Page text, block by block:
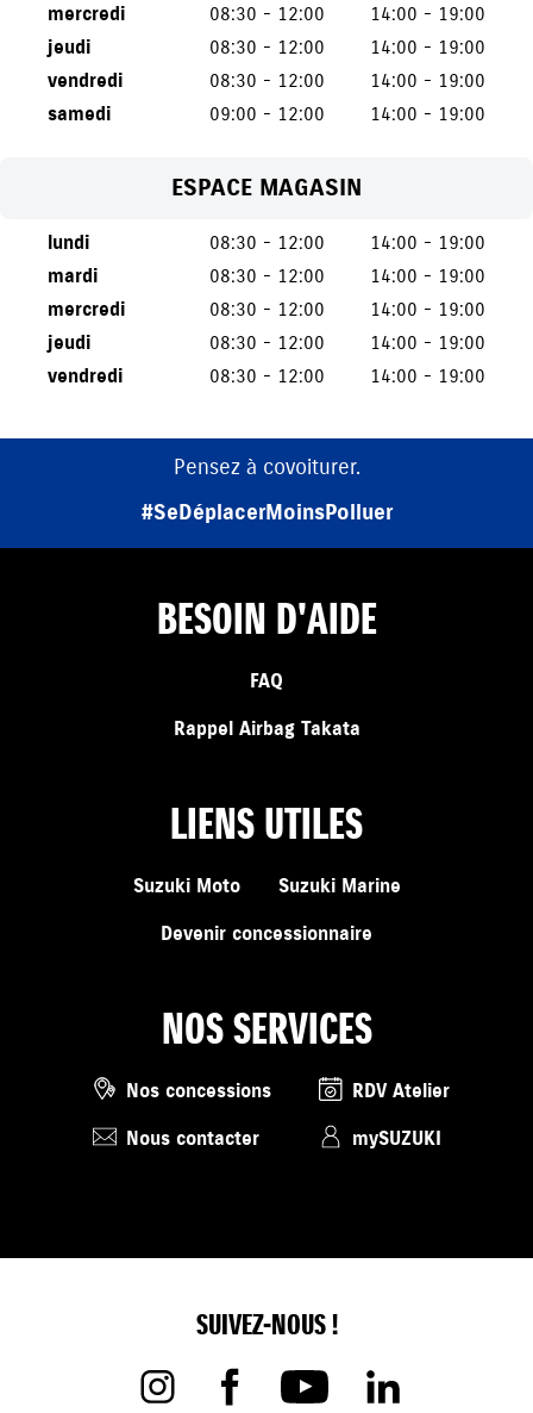
mercredi
08:30 - 12:00
14:00 - 19:00
jeudi
08:30 - 12:00
14:00 - 19:00
vendredi
08:30 - 12:00
14:00 - 19:00
samedi
09:00 - 12:00 14:00 - 19:00
ESPACE MAGASIN
lundi 08:30 - 12:00
14:00 - 19:00
mardi
08:30 - 12:00
14:00 - 19:00
mercredi
08:30 - 12:00
14:00 - 19:00
jeudi
08:30 - 12:00
14:00 - 19:00
vendredi
08:30 - 12:00 14:00 - 19:00
Pensez à covoiturer.
#SeDéplacerMoinsPolluer
BESOIN D'AIDE
FAQ
Rappel Airbag Takata
LIENS UTILES
Suzuki Moto
Suzuki Marine
Devenir concessionnaire
NOS SERVICES
Nos concessions
Nous contacter
RDV Atelier
mySUZUKI
SUIVEZ-NOUS !